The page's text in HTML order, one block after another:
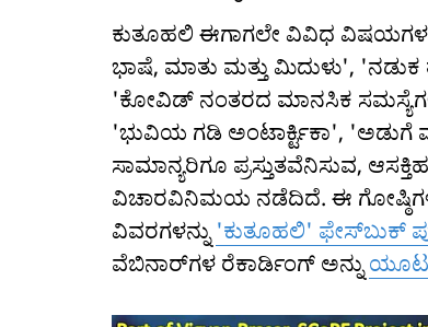
ಕುತೂಹಲಿ ಈಗಾಗಲೇ ವಿವಿಧ
ಭಾಷೆ, ಮಾತು ಮತ್ತು ಮಿದುಳು',
'ಕೋವಿಡ್ ನಂತರದ ಮಾನಸಿಕ
'ಭುವಿಯ ಗಡಿ ಅಂಟಾರ್ಕ್ಟಿಕಾ',
ಸಾಮಾನ್ಯರಿಗೂ ಪ್ರಸ್ತುತವೆನಿಸುವ,
ವಿಚಾರವಿನಿಮಯ ನಡೆದಿದೆ. ಈ
ವಿವರಗಳನ್ನು 'ಕುತೂಹಲಿ' ಫೇಸ್‌ಬುಕ್
ವೆಬಿನಾರ್‌ಗಳ ರೆಕಾರ್ಡಿಂಗ್ ಅನ್ನು